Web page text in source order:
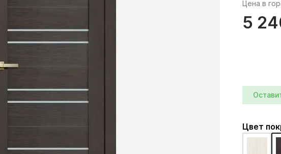
Цена в
5
Цвет